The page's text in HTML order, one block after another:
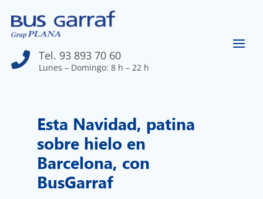
 Tel. 93 893 70 60
Lunes – Domingo: 8 h – 22 h
Esta Navidad, patina
sobre hielo en
Barcelona, con
BusGarraf